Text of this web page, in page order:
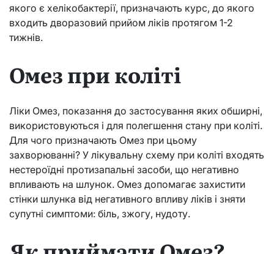
якого є хелікобактерії, призначають курс, до якого
входить дворазовий прийом ліків протягом 1-2
тижнів.
Омез при коліті
Ліки Омез, показання до застосування яких обширні,
використовуються і для полегшення стану при коліті.
Для чого призначають Омез при цьому
захворюванні? У лікувальну схему при коліті входять
нестероїдні протизапальні засоби, що негативно
впливають на шлунок. Омез допомагає захистити
стінки шлунка від негативного впливу ліків і зняти
супутні симптоми: біль, зжогу, нудоту.